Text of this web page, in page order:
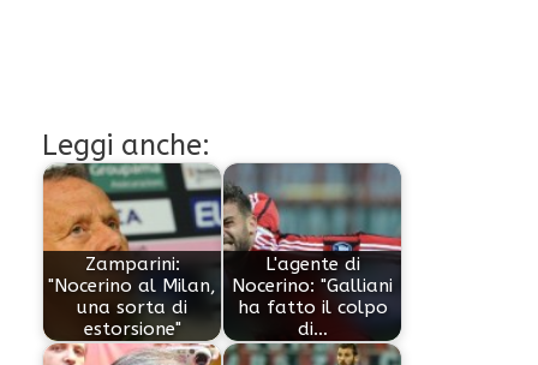
Leggi anche:
Zamparini:
"Nocerino al Milan,
una sorta di
estorsione"
L'agente di
Nocerino: "Galliani
ha fatto il colpo
di…